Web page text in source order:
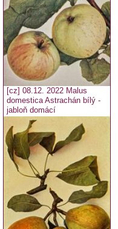
[cz] 08.12. 2022 Malus
domestica Astrachán bílý -
jabloň domácí